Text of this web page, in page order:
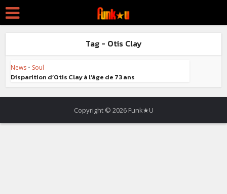
Tag - Otis Clay
News • Soul
Disparition d’Otis Clay à l’âge de 73 ans
Copyright © 2026 Funk★U